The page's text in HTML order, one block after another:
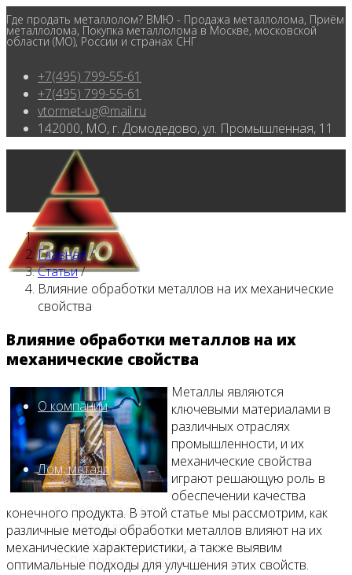
Где продать металлолом? ВМЮ - Продажа металлолома, Приём
металлолома, Покупка металлолома в Москве, московской
области (МО), России и странах СНГ
+7(495) 799-55-61
+7(495) 799-55-61
vtormet-ug@mail.ru
142000, МО, г. Домодедово, ул. Промышленная, 11
Главная
О компании
Лом, металл
Продажа лома
Прием лома
Лом чёрных металлов
Лом цветных металлов
Главная/
Статьи/
Влияние обработки металлов на их механические
свойства
Влияние обработки металлов на их
механические свойства
Металлы являются
ключевыми материалами в
различных отраслях
промышленности, и их
механические свойства
играют решающую роль в
обеспечении качества
конечного продукта. В этой статье мы рассмотрим, как
различные методы обработки металлов влияют на их
механические характеристики, а также выявим
оптимальные подходы для улучшения этих свойств.